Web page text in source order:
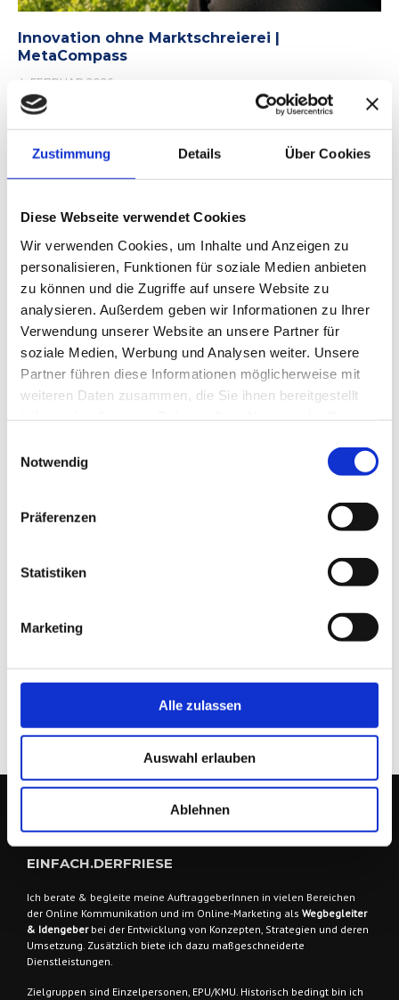
Zustimmung Details Über Cookies
Diese Webseite verwendet Cookies
Wir verwenden Cookies, um Inhalte und Anzeigen zu
personalisieren, Funktionen für soziale Medien anbieten
zu können und die Zugriffe auf unsere Website zu
analysieren. Außerdem geben wir Informationen zu Ihrer
Verwendung unserer Website an unsere Partner für
soziale Medien, Werbung und Analysen weiter. Unsere
Partner führen diese Informationen möglicherweise mit
weiteren Daten zusammen, die Sie ihnen bereitgestellt
Notwendig
Präferenzen
Statistiken
Marketing
Alle zulassen
Auswahl erlauben
Ablehnen
Innovation ohne Marktschreierei |
MetaCompass
4. FEBRUAR 2026
22. AUGUST 2025
EINFACH.DERFRIESE
Ich berate & begleite meine AuftraggeberInnen in vielen Bereichen
der Online Kommunikation und im Online-Marketing als Wegbegleiter
& Idengeber bei der Entwicklung von Konzepten, Strategien und deren
Umsetzung. Zusätzlich biete ich dazu maßgeschneiderte
Dienstleistungen.
Zielgruppen sind Einzelpersonen, EPU/KMU. Historisch bedingt bin ich